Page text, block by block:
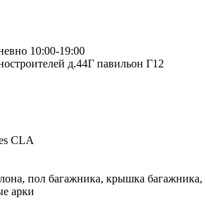
10:00-19:00
д.44Г павильон Г12
CLA
пол багажника, крышка багажника,
арки